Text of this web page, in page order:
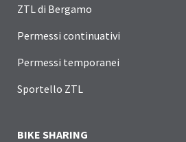
ZTL di Bergamo
Permessi continuativi
Permessi temporanei
Sportello ZTL
BIKE SHARING